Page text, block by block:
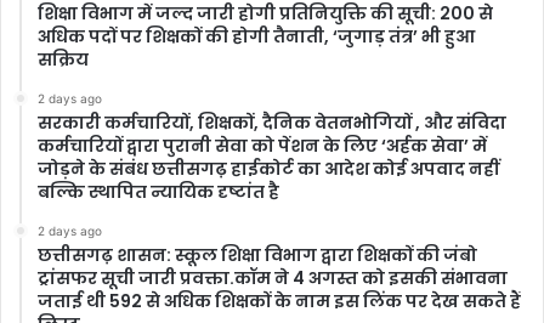
शिक्षा विभाग में जल्द जारी होगी प्रतिनियुक्ति की सूची: 200 से
अधिक पदों पर शिक्षकों की होगी तैनाती, ‘जुगाड़ तंत्र’ भी हुआ
सक्रिय
2 days ago
सरकारी कर्मचारियों, शिक्षकों, दैनिक वेतनभोगियों , और संविदा
कर्मचारियों द्वारा पुरानी सेवा को पेंशन के लिए ‘अर्हक सेवा’ में
जोड़ने के संबंध छत्तीसगढ़ हाईकोर्ट का आदेश कोई अपवाद नहीं
बल्कि स्थापित न्यायिक दृष्टांत है
2 days ago
छत्तीसगढ़ शासन: स्कूल शिक्षा विभाग द्वारा शिक्षकों की जंबो
ट्रांसफर सूची जारी प्रवक्ता.कॉम ने 4 अगस्त को इसकी संभावना
जताई थी 592 से अधिक शिक्षकों के नाम इस लिंक पर देख सकते हैं